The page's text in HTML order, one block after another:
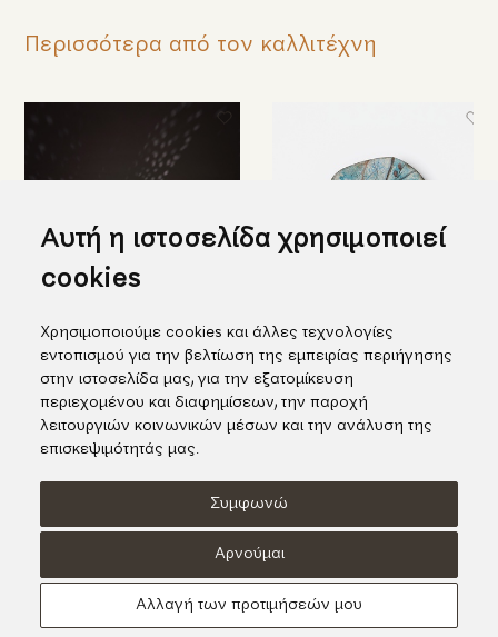
Αυτή η ιστοσελίδα χρησιμοποιεί
cookies
Χρησιμοποιούμε cookies και άλλες τεχνολογίες
εντοπισμού για την βελτίωση της εμπειρίας περιήγησης
στην ιστοσελίδα μας, για την εξατομίκευση
περιεχομένου και διαφημίσεων, την παροχή
λειτουργιών κοινωνικών μέσων και την ανάλυση της
επισκεψιμότητάς μας.
Συμφωνώ
Αρνούμαι
Αλλαγή των προτιμήσεών μου
Περισσότερα από τον καλλιτέχνη
Εντυπωσιακό φωτιστικό σε
σχήμα κολοκύθας
455,00€
Κεραμική πιατέλα με λευκά
λουλούδια
385,00€
Πολιτική Cookies
Αναζήτηση Cart